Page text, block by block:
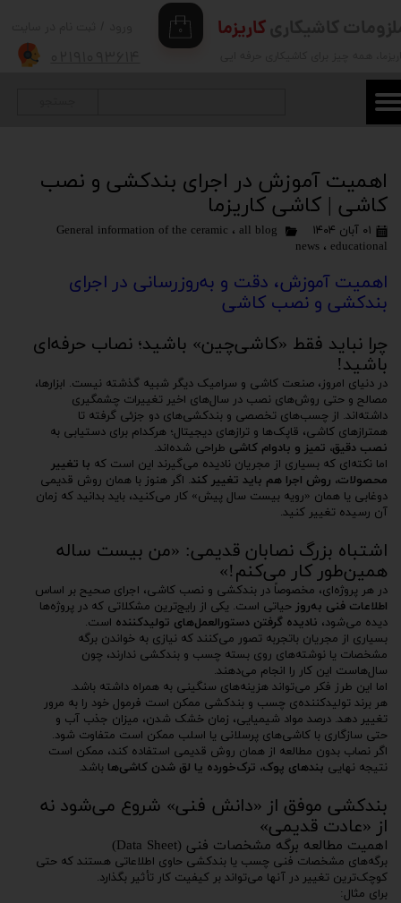
۰
تغییر گذر واژه
سفارشات
کاریزما
اهمیت آموزش در اجرای بندکشی و نصب
کاشی | کاشی کاریزما
۰۱ آبان ۱۴۰۴ General information of the ceramic ، all blog
news ، educational
اهمیت آموزش، دقت و به‌روزرسانی در اجرای
بندکشی و نصب کاشی
چرا نباید فقط «کاشی‌چین» باشید؛ نصاب حرفه‌ای
باشید!
در دنیای امروز، صنعت کاشی و سرامیک دیگر شبیه گذشته نیست. ابزارها،
مصالح و حتی روش‌های نصب در سال‌های اخیر تغییرات چشمگیری
داشته‌اند. از چسب‌های تخصصی و بندکشی‌های دو جزئی گرفته تا
همترازهای کاشی، قاپک‌ها و ترازهای دیجیتال؛ هرکدام برای دستیابی به
نصب دقیق، تمیز و بادوام کاشی طراحی شده‌اند.
اما نکته‌ای که بسیاری از مجریان نادیده می‌گیرند این است که با تغییر
محصولات، روش اجرا هم باید تغییر کند. اگر هنوز با همان روش قدیمی
دوغابی یا همان «رویه بیست سال پیش» کار می‌کنید، باید بدانید که زمان
آن رسیده تغییر کنید.
اشتباه بزرگ نصابان قدیمی: «من بیست ساله
همین‌طور کار می‌کنم!»
در هر پروژه‌ای، مخصوصاً در بندکشی و نصب کاشی، اجرای صحیح بر اساس
اطلاعات فنی به‌روز حیاتی است. یکی از رایج‌ترین مشکلاتی که در پروژه‌ها
دیده می‌شود، نادیده گرفتن دستورالعمل‌های تولیدکننده است.
بسیاری از مجریان باتجربه تصور می‌کنند که نیازی به خواندن برگه
مشخصات یا نوشته‌های روی بسته چسب و بندکشی ندارند، چون
سال‌هاست این کار را انجام می‌دهند.
اما این طرز فکر می‌تواند هزینه‌های سنگینی به همراه داشته باشد.
هر برند تولیدکننده‌ی چسب و بندکشی ممکن است فرمول خود را به مرور
تغییر دهد. درصد مواد شیمیایی، زمان خشک شدن، میزان جذب آب و
حتی سازگاری با کاشی‌های پرسلانی یا اسلب ممکن است متفاوت شود.
اگر نصاب بدون مطالعه از همان روش قدیمی استفاده کند، ممکن است
نتیجه نهایی بندهای پوک، ترک‌خورده یا لق شدن کاشی‌ها باشد.
بندکشی موفق از «دانش فنی» شروع می‌شود نه
از «عادت قدیمی»
اهمیت مطالعه برگه مشخصات فنی (Data Sheet)
برگه‌های مشخصات فنی چسب یا بندکشی حاوی اطلاعاتی هستند که حتی
کوچک‌ترین تغییر در آنها می‌تواند بر کیفیت کار تأثیر بگذارد.
برای مثال: